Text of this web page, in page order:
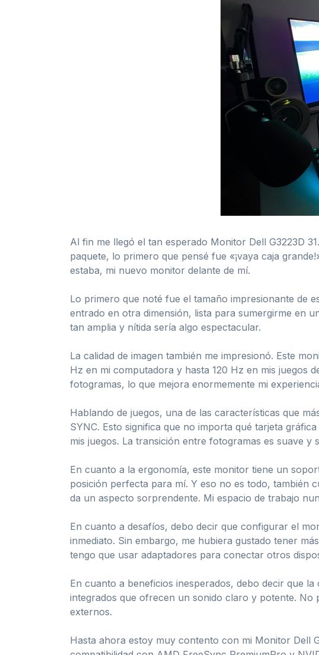
Al fin me llegó el tan esperado Monitor Dell G3223D
paquete, lo primero que pensé fue «¡vaya caja
estaba, mi nuevo monitor delante de mí.
Lo primero que noté fue el tamaño impresionante de
entrado en otra dimensión, lista para sumergirme en
tan amplia y nítida sería algo espectacular.
La calidad de imagen también me impresionó. Este
Hz en mi computadora y hasta 120 Hz en mis juegos
fotogramas, lo que mejora enormemente mi
Hablando de juegos, una de las características que
SYNC. Esto significa que no importa qué tarjeta
mis juegos. La transición entre fotogramas es suave
En cuanto a la ergonomía, este monitor tiene un
posición perfecta para mí. Y eso no es todo, también
da un aspecto sorprendente. Mi espacio de trabajo
En cuanto a desafíos, debo decir que configurar el
inmediato. Sin embargo, me hubiera gustado tener
tengo que usar adaptadores para conectar otros
En cuanto a beneficios inesperados, debo decir que
integrados que ofrecen un sonido claro y potente. No
externos.
Hasta ahora estoy muy contento con mi Monitor Dell